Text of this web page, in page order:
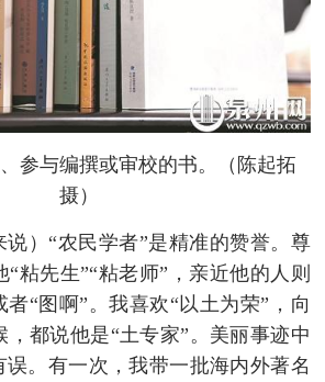
参与编撰或审校的书。（陈起拓
摄）
说）“农民学者”是精准的赞誉。尊
粘先生”“粘老师”，亲近他的人则
者“图啊”。我喜欢“以土为荣”，向
，都说他是“土专家”。美丽事迹中
误。有一次，我带一批海内外著名